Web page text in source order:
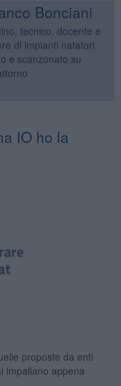
Bonciani
tecnico, docente e
di impianti natatori.
e scanzonato su
IO ho la
proposte da enti
impallano appena